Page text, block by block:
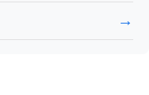
→